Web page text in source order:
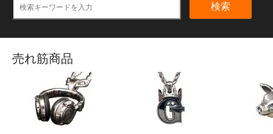
検索
売れ筋商品